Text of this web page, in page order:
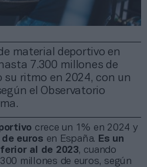
material deportivo en
7.300 millones de
su ritmo en 2024, con un
el Observatorio
crece un 1% en 2024 y
de euros en España. Es un
al de 2023, cuando
millones de euros, según